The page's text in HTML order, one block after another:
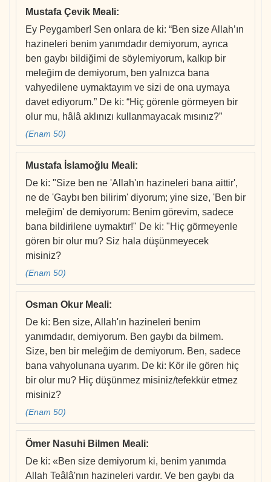
Mustafa Çevik Meali:
Ey Peygamber! Sen onlara de ki: “Ben size Allah’ın
hazineleri benim yanımdadır demiyorum, ayrıca
ben gaybı bildiğimi de söylemiyorum, kalkıp bir
meleğim de demiyorum, ben yalnızca bana
vahyedilene uymaktayım ve sizi de ona uymaya
davet ediyorum.” De ki: “Hiç görenle görmeyen bir
olur mu, hâlâ aklınızı kullanmayacak mısınız?”
(Enam 50)
Mustafa İslamoğlu Meali:
De ki: "Size ben ne 'Allah'ın hazineleri bana aittir',
ne de 'Gaybı ben bilirim' diyorum; yine size, 'Ben bir
meleğim' de demiyorum: Benim görevim, sadece
bana bildirilene uymaktır!" De ki: "Hiç görmeyenle
gören bir olur mu? Siz hala düşünmeyecek
misiniz?
(Enam 50)
Osman Okur Meali:
De ki: Ben size, Allah'ın hazineleri benim
yanımdadır, demiyorum. Ben gaybı da bilmem.
Size, ben bir meleğim de demiyorum. Ben, sadece
bana vahyolunana uyarım. De ki: Kör ile gören hiç
bir olur mu? Hiç düşünmez misiniz/tefekkür etmez
misiniz?
(Enam 50)
Ömer Nasuhi Bilmen Meali:
De ki: «Ben size demiyorum ki, benim yanımda
Allah Teâlâ'nın hazineleri vardır. Ve ben gaybı da